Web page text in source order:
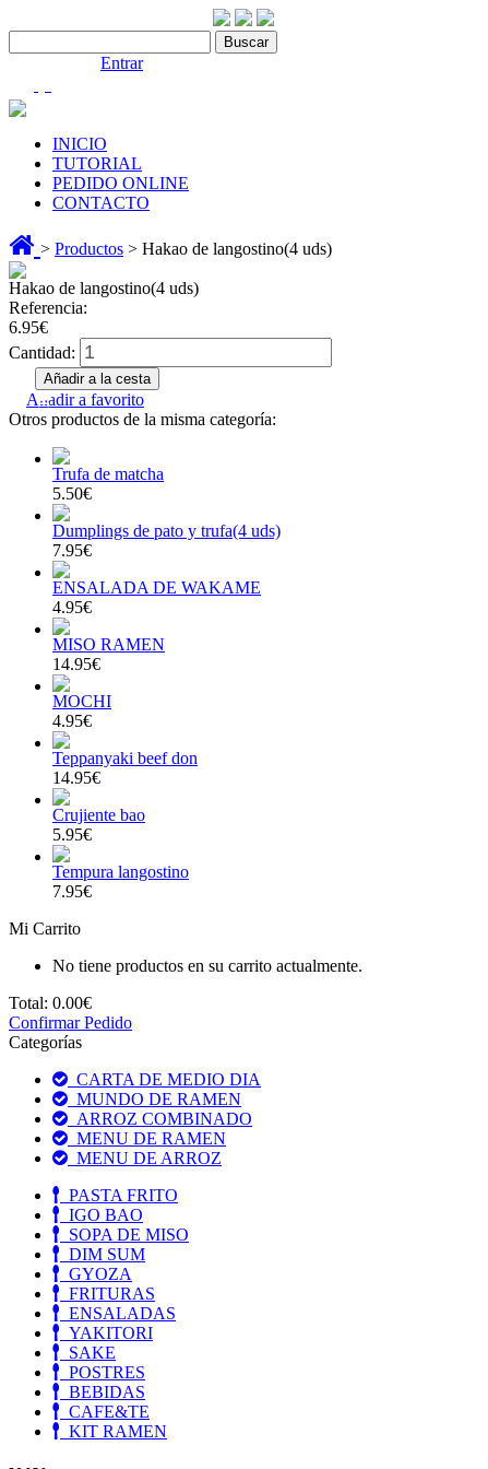
Entrar
INICIO
TUTORIAL
PEDIDO ONLINE
CONTACTO
> Productos > Hakao de langostino(4 uds)
Hakao de langostino(4 uds)
Referencia:
6.95€
Cantidad:
Añadir a favorito
Otros productos de la misma categoría:
Trufa de matcha
5.50€
Dumplings de pato y trufa(4 uds)
7.95€
ENSALADA DE WAKAME
4.95€
MISO RAMEN
14.95€
MOCHI
4.95€
Teppanyaki beef don
14.95€
Crujiente bao
5.95€
Tempura langostino
7.95€
Mi Carrito
No tiene productos en su carrito actualmente.
Total: 0.00€
Confirmar Pedido
Categorías
CARTA DE MEDIO DIA
MUNDO DE RAMEN
ARROZ COMBINADO
MENU DE RAMEN
MENU DE ARROZ
PASTA FRITO
IGO BAO
SOPA DE MISO
DIM SUM
GYOZA
FRITURAS
ENSALADAS
YAKITORI
SAKE
POSTRES
BEBIDAS
CAFE&TE
KIT RAMEN